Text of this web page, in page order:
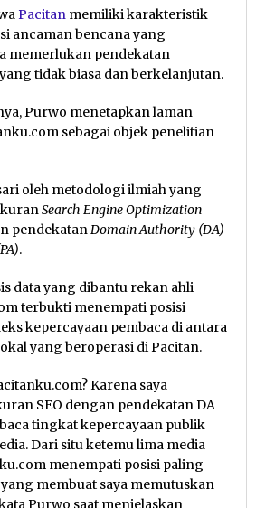
Pacitan memiliki karakteristik
ancaman bencana yang
memerlukan pendekatan
tidak biasa dan berkelanjutan.
Purwo menetapkan laman
sebagai objek penelitian
oleh metodologi ilmiah yang
Search Engine Optimization
pendekatan Domain Authority (DA)
.
data yang dibantu rekan ahli
terbukti menempati posisi
kepercayaan pembaca di antara
yang beroperasi di Pacitan.
Karena saya
SEO dengan pendekatan DA
tingkat kepercayaan publik
Dari situ ketemu lima media
menempati posisi paling
membuat saya memutuskan
Purwo saat menjelaskan